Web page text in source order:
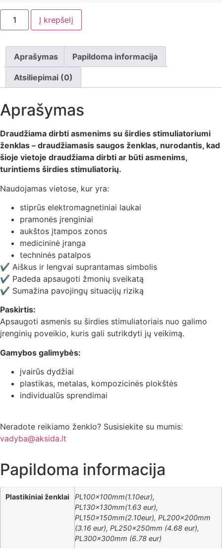
Į krepšelį
Aprašymas Papildoma informacija
Atsiliepimai (0)
Aprašymas
Draudžiama dirbti asmenims su širdies stimuliatoriumi
ženklas – draudžiamasis saugos ženklas, nurodantis, kad
šioje vietoje draudžiama dirbti ar būti asmenims,
turintiems širdies stimuliatorių.
Naudojamas vietose, kur yra:
stiprūs elektromagnetiniai laukai
pramonės įrenginiai
aukštos įtampos zonos
medicininė įranga
techninės patalpos
✔ Aiškus ir lengvai suprantamas simbolis
✔ Padeda apsaugoti žmonių sveikatą
✔ Sumažina pavojingų situacijų riziką
Paskirtis:
Apsaugoti asmenis su širdies stimuliatoriais nuo galimo
įrenginių poveikio, kuris gali sutrikdyti jų veikimą.
Gamybos galimybės:
įvairūs dydžiai
plastikas, metalas, kompozicinės plokštės
individualūs sprendimai
Neradote reikiamo ženklo? Susisiekite su mumis:
vadyba@aksida.lt
Papildoma informacija
Plastikiniai ženklai
PL100x100mm(1.10eur),
PL130x130mm(1.63 eur),
PL150x150mm(2.10eur), PL200x200mm
(3.16 eur), PL250x250mm (4.68 eur),
PL300x300mm (6.78 eur)